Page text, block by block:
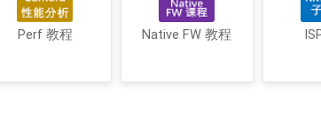
Perf 教程 Native FW 教程